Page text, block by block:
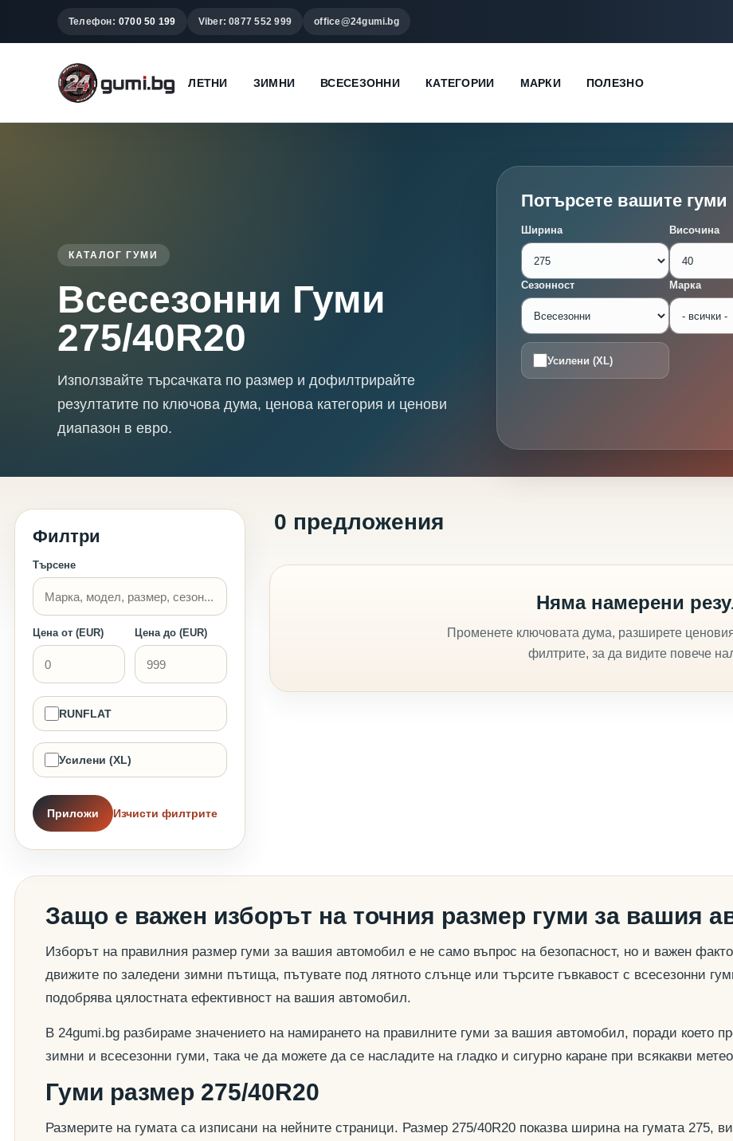
Телефон: 0700 50 199 Viber: 0877 552 999 office@24gumi.bg
ЛЕТНИ ЗИМНИ ВСЕСЕЗОННИ КАТЕГОРИИ МАРКИ ПОЛЕЗНО
КАТАЛОГ ГУМИ
Всесезонни Гуми
275/40R20
Използвайте търсачката по размер и дофилтрирайте
резултатите по ключова дума, ценова категория и ценови
диапазон в евро.
Потърсете вашите гуми
Ширина Височина
Сезонност Марка
Усилени (XL)
Филтри
Търсене
Цена от (EUR) Цена до (EUR)
RUNFLAT
Усилени (XL)
Приложи Изчисти филтрите
0 предложения
Няма намерени
Променете ключовата дума, разширете
филтрите, за да видите повече
Защо е важен изборът на точния размер гуми за вашия
Изборът на правилния размер гуми за вашия автомобил е не само въпрос на безопасност, но и важен
движите по заледени зимни пътища, пътувате под лятното слънце или търсите гъвкавост с всесезонни
подобрява цялостната ефективност на вашия автомобил.
В 24gumi.bg разбираме значението на намирането на правилните гуми за вашия автомобил, поради което
зимни и всесезонни гуми, така че да можете да се насладите на гладко и сигурно каране при всякакви
Гуми размер 275/40R20
Размерите на гумата са изписани на нейните страници. Размер 275/40R20 показва ширина на гумата 275,